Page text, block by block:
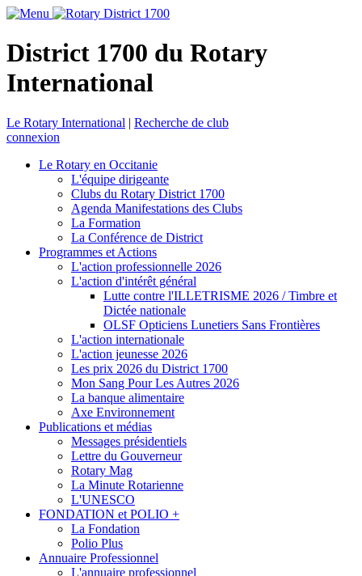
District 1700 du Rotary
International
Le Rotary International | Recherche de club
connexion
Le Rotary en Occitanie
L'équipe dirigeante
Clubs du Rotary District 1700
Agenda Manifestations des Clubs
La Formation
La Conférence de District
Programmes et Actions
L'action professionnelle 2026
L'action d'intérêt général
Lutte contre l'ILLETRISME 2026 / Timbre et
Dictée nationale
OLSF Opticiens Lunetiers Sans Frontières
L'action internationale
L'action jeunesse 2026
Les prix 2026 du District 1700
Mon Sang Pour Les Autres 2026
La banque alimentaire
Axe Environnement
Publications et médias
Messages présidentiels
Lettre du Gouverneur
Rotary Mag
La Minute Rotarienne
L'UNESCO
FONDATION et POLIO +
La Fondation
Polio Plus
Annuaire Professionnel
L'annuaire professionnel